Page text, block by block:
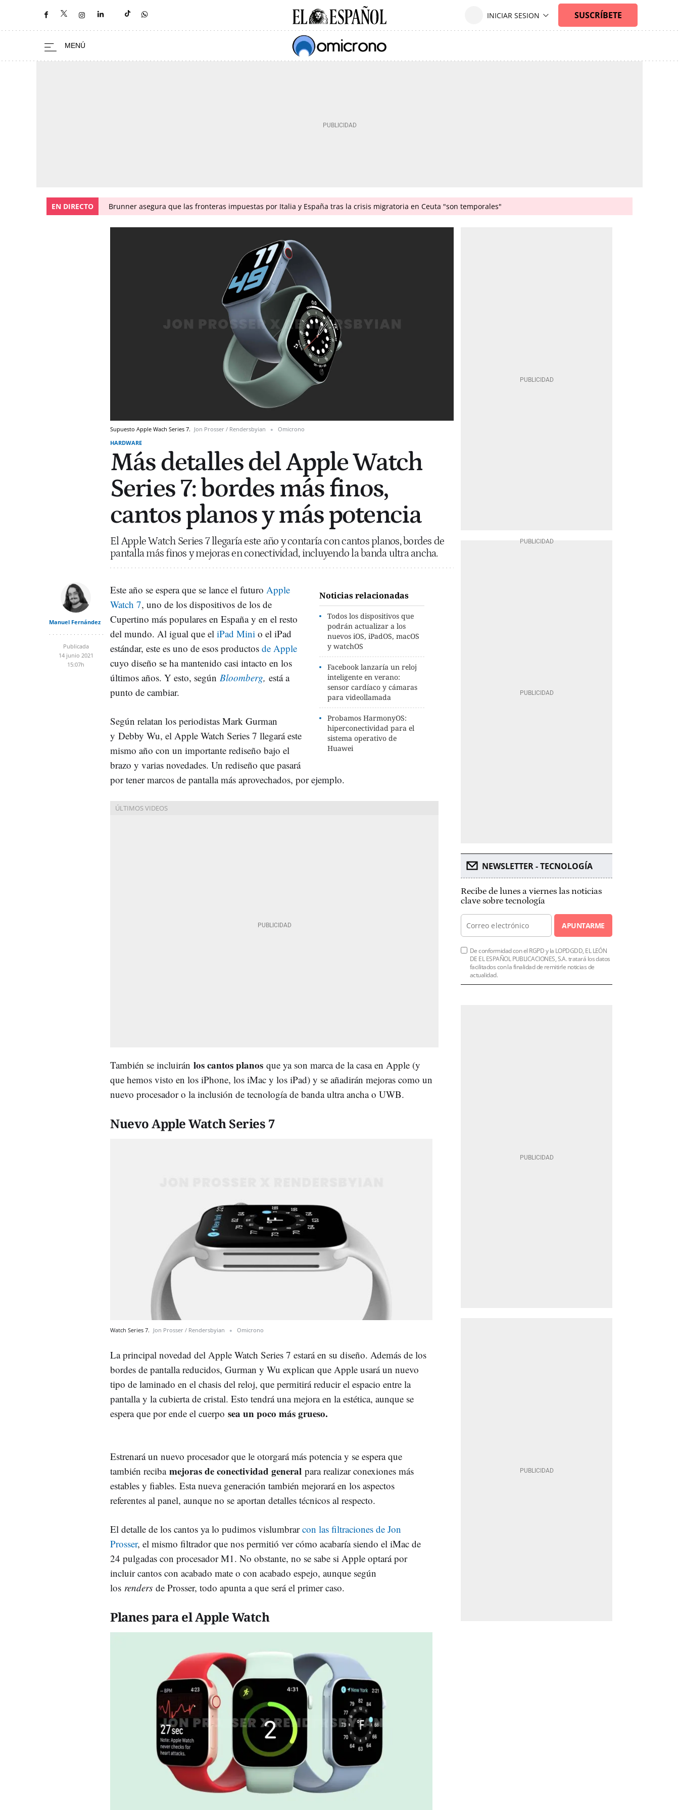
EN DIRECTO Brunner asegura que las fronteras impuestas por Italia y España tras la crisis migratoria en Ceuta "son temporales"
Supuesto Apple Wach Series 7. Jon Prosser / Rendersbyian
Omicrono
HARDWARE
Más detalles del Apple Watch
Series 7: bordes más finos,
cantos planos y más potencia
El Apple Watch Series 7 llegaría este año y contaría con cantos planos, bordes de
pantalla más finos y mejoras en conectividad, incluyendo la banda ultra ancha.
Manuel Fernández
Publicada
14 junio 2021
15:07h
Noticias relacionadas
Todos los dispositivos que
podrán actualizar a los
nuevos iOS, iPadOS, macOS
y watchOS
Facebook lanzaría un reloj
inteligente en verano:
sensor cardíaco y cámaras
para videollamada
Probamos HarmonyOS:
hiperconectividad para el
sistema operativo de
Huawei
Este año se espera que se lance el futuro Apple
Watch 7, uno de los dispositivos de los de
Cupertino más populares en España y en el resto
del mundo. Al igual que el iPad Mini o el iPad
estándar, este es uno de esos productos de Apple
cuyo diseño se ha mantenido casi intacto en los
últimos años. Y esto, según Bloomberg, está a
punto de cambiar.
Según relatan los periodistas Mark Gurman
y Debby Wu, el Apple Watch Series 7 llegará este
mismo año con un importante rediseño bajo el
brazo y varias novedades. Un rediseño que pasará
por tener marcos de pantalla más aprovechados, por ejemplo.
También se incluirán los cantos planos que ya son marca de la casa en Apple (y
que hemos visto en los iPhone, los iMac y los iPad) y se añadirán mejoras como un
nuevo procesador o la inclusión de tecnología de banda ultra ancha o UWB.
Nuevo Apple Watch Series 7
Watch Series 7. Jon Prosser / Rendersbyian Omicrono
La principal novedad del Apple Watch Series 7 estará en su diseño. Además de los
bordes de pantalla reducidos, Gurman y Wu explican que Apple usará un nuevo
tipo de laminado en el chasis del reloj, que permitirá reducir el espacio entre la
pantalla y la cubierta de cristal. Esto tendrá una mejora en la estética, aunque se
espera que por ende el cuerpo sea un poco más grueso.
Estrenará un nuevo procesador que le otorgará más potencia y se espera que
también reciba mejoras de conectividad general para realizar conexiones más
estables y fiables. Esta nueva generación también mejorará en los aspectos
referentes al panel, aunque no se aportan detalles técnicos al respecto.
El detalle de los cantos ya lo pudimos vislumbrarcon las filtraciones de Jon
Prosser, el mismo filtrador que nos permitió ver cómo acabaría siendo el iMac de
24 pulgadas con procesador M1. No obstante, no se sabe si Apple optará por
incluir cantos con acabado mate o con acabado espejo, aunque según
los renders de Prosser, todo apunta a que será el primer caso.
Planes para el Apple Watch
NEWSLETTER - TECNOLOGÍA
Recibe de lunes a viernes las noticias
clave sobre tecnología
APUNTARME
De conformidad con el RGPD y la LOPDGDD, EL LEÓN
DE EL ESPAÑOL PUBLICACIONES, S.A. tratará los datos
facilitados con la finalidad de remitirle noticias de
actualidad.